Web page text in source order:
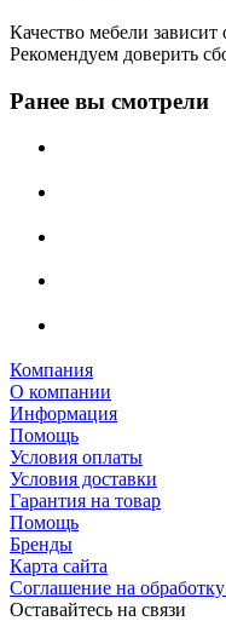
Качество мебели зависит
Рекомендуем доверить
Ранее вы смотрели
Компания
О компании
Информация
Помощь
Условия оплаты
Условия доставки
Гарантия на товар
Помощь
Бренды
Карта сайта
Соглашение на
Оставайтесь на связи